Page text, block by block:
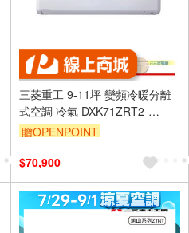
三菱重工 9-11坪 變頻冷暖分離
式空調 冷氣 DXK71ZRT2-
W/DXC71ZRT2-W
贈OPENPOINT
$70,900